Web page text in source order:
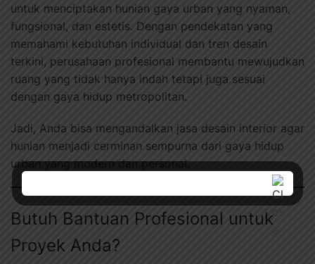
untuk menciptakan hunian gaya urban yang nyaman,
fungsional, dan estetis. Dengan pendekatan yang
memahami kebutuhan individual dan tren desain
terkini, perusahaan profesional membantu mewujudkan
ruang yang tidak hanya indah tetapi juga sesuai
dengan gaya hidup metropolitan.
Jadi, Anda bisa mengandalkan jasa desain interior agar
hunian menjadi cerminan sempurna dari gaya hidup
urban yang modern dan personal.
Butuh Bantuan Profesional untuk
Proyek Anda?